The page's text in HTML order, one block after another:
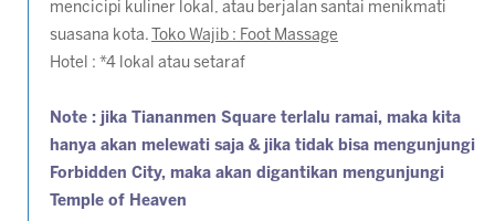
mencicipi kuliner lokal, atau berjalan santai menikmati
suasana kota.
Toko Wajib : Foot Massage
Hotel : *4 lokal atau setaraf
Note : jika Tiananmen Square terlalu ramai, maka kita
hanya akan melewati saja & jika tidak bisa mengunjungi
Forbidden City, maka akan digantikan mengunjungi
Temple of Heaven